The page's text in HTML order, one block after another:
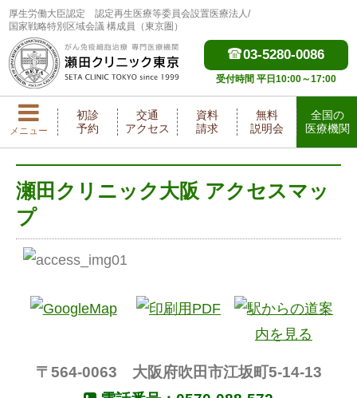
厚生労働大臣認定
認定再生医療等委員会設置医療法人/
国家戦略特別区域会議 構成員（東京圏）
03-5280-0086
受付時間 平日10:00～17:00
メニュー
初診
予約
交通
アクセス
資料
請求
無料
説明会
全国の
医療機関
瀬田クリニック大阪 アクセスマッ
プ
〒564-0063 大阪府吹田市江坂町5-14-13